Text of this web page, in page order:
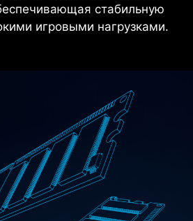
стабильную
игровыми нагрузками.